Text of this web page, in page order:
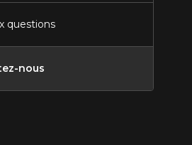
questions
nous